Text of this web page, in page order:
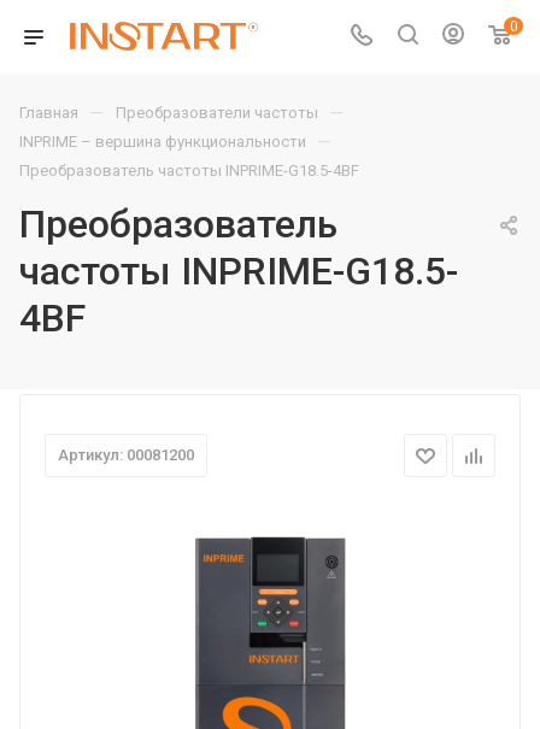
0
Главная — Преобразователи частоты —
INPRIME – вершина функциональности —
Преобразователь частоты INPRIME-G18.5-4BF
Преобразователь
частоты INPRIME-G18.5-
4BF
Артикул: 00081200